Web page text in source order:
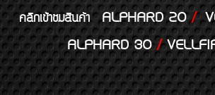
คลิกเข้าชมสินค้า ALPHARD 20/
ALPHARD 30/